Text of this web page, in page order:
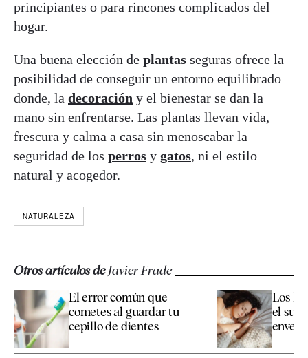
principiantes o para rincones complicados del
hogar.
Una buena elección de plantas seguras ofrece la
posibilidad de conseguir un entorno equilibrado
donde, la decoración y el bienestar se dan la
mano sin enfrentarse. Las plantas llevan vida,
frescura y calma a casa sin menoscabar la
seguridad de los perros y gatos, ni el estilo
natural y acogedor.
NATURALEZA
Otros artículos deJavier Frade
El error común que
cometes al guardar tu
cepillo de dientes
Los
el